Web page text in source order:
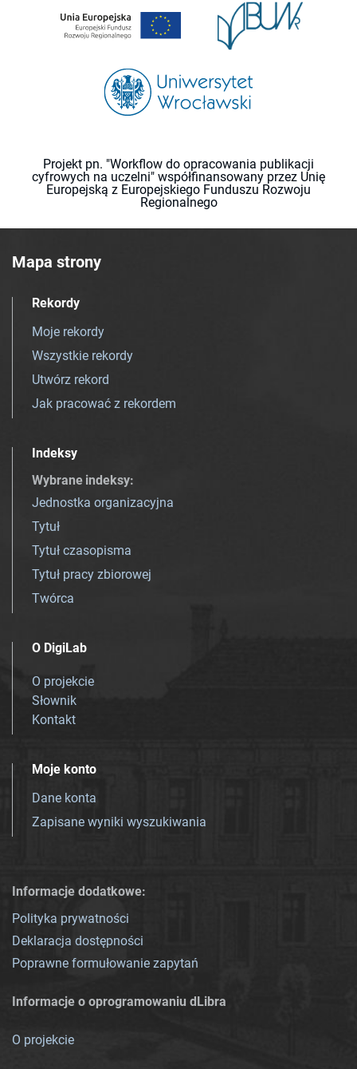
Projekt pn. "Workflow do opracowania publikacji
cyfrowych na uczelni" współfinansowany przez Unię
Europejską z Europejskiego Funduszu Rozwoju
Regionalnego
Mapa strony
Rekordy
Moje rekordy
Wszystkie rekordy
Utwórz rekord
Jak pracować z rekordem
Indeksy
Wybrane indeksy:
Jednostka organizacyjna
Tytuł
Tytuł czasopisma
Tytuł pracy zbiorowej
Twórca
O DigiLab
O projekcie
Słownik
Kontakt
Moje konto
Dane konta
Zapisane wyniki wyszukiwania
Informacje dodatkowe:
Polityka prywatności
Deklaracja dostępności
Poprawne formułowanie zapytań
Informacje o oprogramowaniu dLibra
O projekcie